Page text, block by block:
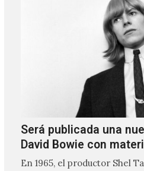
Será publicada una
David Bowie con
En 1965, el productor Shel